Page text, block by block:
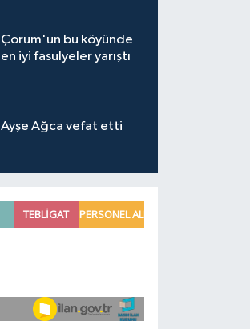
Çorum'un bu köyünde
en iyi fasulyeler yarıştı
Ayşe Ağca vefat etti